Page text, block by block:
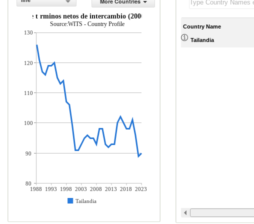
ndice de t rminos netos de intercambio (2000 = 100)
Source:WITS - Country Profile
1988 1993 1998 2003 2008 2013 2018 2023
Tailandia
130
120
110
100
90
80
Country Name
Tailandia